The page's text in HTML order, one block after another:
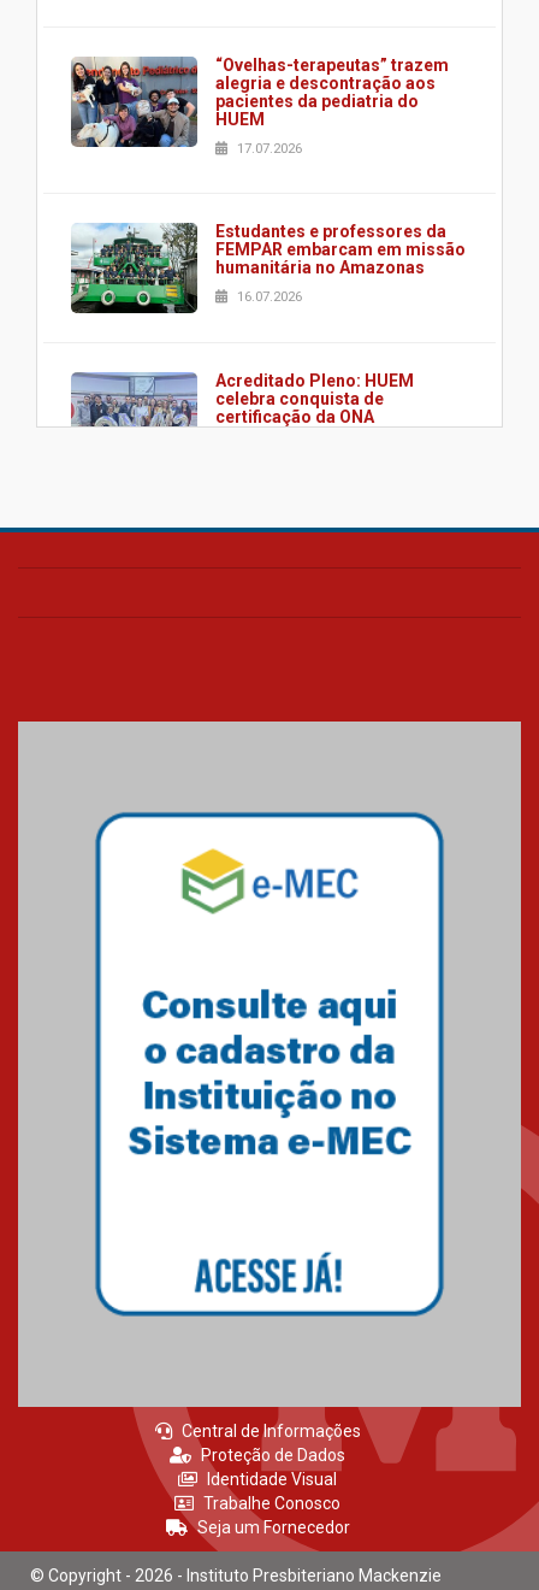
“Ovelhas-terapeutas” trazem
alegria e descontração aos
pacientes da pediatria do
HUEM
17.07.2026
Estudantes e professores da
FEMPAR embarcam em missão
humanitária no Amazonas
16.07.2026
Acreditado Pleno: HUEM
celebra conquista de
certificação da ONA
HUEM é o primeiro hospital do
UTI's inteligentes
referência mundial em
Pós-Asco: evento do HUEM
debate novidades sobre
estudos e tratamentos contra
o câncer
MackPesquisa 2026 prorroga
inscrições até 14 de agosto
15.06.2026
Central de Informações
Proteção de Dados
Identidade Visual
Trabalhe Conosco
Seja um Fornecedor
© Copyright - 2026 - Instituto Presbiteriano Mackenzie